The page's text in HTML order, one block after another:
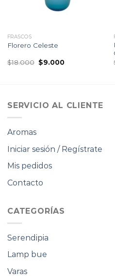
FRASCOS
Florero Celeste
$18.000 El
precio
$9.000El
SERVICIO AL CLIENTE
Aromas
Iniciar sesión / Regístrate
Mis pedidos
Contacto
CATEGORÍAS
Serendipia
Lamp bue
Varas